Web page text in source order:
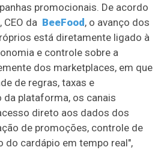
promocionais. De acordo
da BeeFood, o avanço dos
está diretamente ligado à
e controle sobre a
dos marketplaces, em que
de regras, taxas e
plataforma, os canais
direto aos dados dos
de promoções, controle de
do cardápio em tempo real",